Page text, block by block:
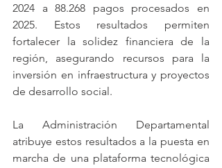
2024 a 88.268 pagos procesados en
2025. Estos resultados permiten
fortalecer la solidez financiera de la
región, asegurando recursos para la
inversión en infraestructura y proyectos
de desarrollo social.
La Administración Departamental
atribuye estos resultados a la puesta en
marcha de una plataforma tecnológica